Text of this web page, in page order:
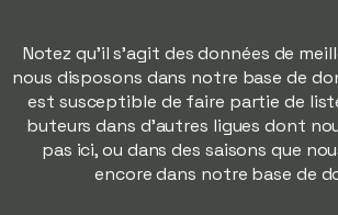
Notez qu'il s'agit des données de
nous disposons dans notre base de
est susceptible de faire partie de
buteurs dans d'autres ligues dont
pas ici, ou dans des saisons que
encore dans notre base de